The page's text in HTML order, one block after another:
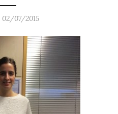
02/07/2015